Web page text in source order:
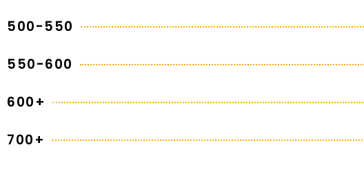
500-550
550-600
600+
700+